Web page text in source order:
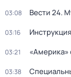
03:08 Вести 24.
03:16 Инструкция
03:21 «Америка»
03:38